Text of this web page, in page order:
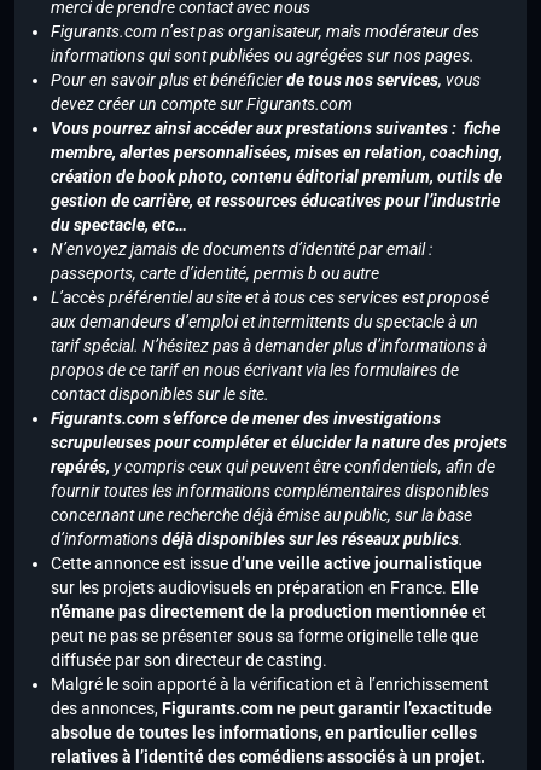
merci de prendre contact avec nous
Figurants.com n’est pas organisateur, mais modérateur des
informations qui sont publiées ou agrégées sur nos pages.
Pour en savoir plus et bénéficierde tous nos services, vous
devez créer un compte sur Figurants.com
Vous pourrez ainsi accéder aux prestations suivantes : fiche
membre, alertes personnalisées, mises en relation, coaching,
création de book photo, contenu éditorial premium, outils de
gestion de carrière, et ressources éducatives pour l’industrie
du spectacle, etc…
N’envoyez jamais de documents d’identité par email :
passeports, carte d’identité, permis b ou autre
L’accès préférentiel au site et à tous ces services est proposé
aux demandeurs d’emploi et intermittents du spectacle à un
tarif spécial. N’hésitez pas à demander plus d’informations à
propos de ce tarif en nous écrivant via les formulaires de
contact disponibles sur le site.
Figurants.com s’efforce de mener des investigations
scrupuleuses pour compléter et élucider la nature des projets
repérés, y compris ceux qui peuvent être confidentiels, afin de
fournir toutes les informations complémentaires disponibles
concernant une recherche déjà émise au public, sur la base
d’informationsdéjà disponibles sur les réseaux publics.
Cette annonce est issued’une veille active journalistique
sur les projets audiovisuels en préparation en France. Elle
n’émane pas directement de la production mentionnéeet
peut ne pas se présenter sous sa forme originelle telle que
diffusée par son directeur de casting.
Malgré le soin apporté à la vérification et à l’enrichissement
des annonces,Figurants.com ne peut garantir l’exactitude
absolue de toutes les informations, en particulier celles
relatives à l’identité des comédiens associés à un projet.